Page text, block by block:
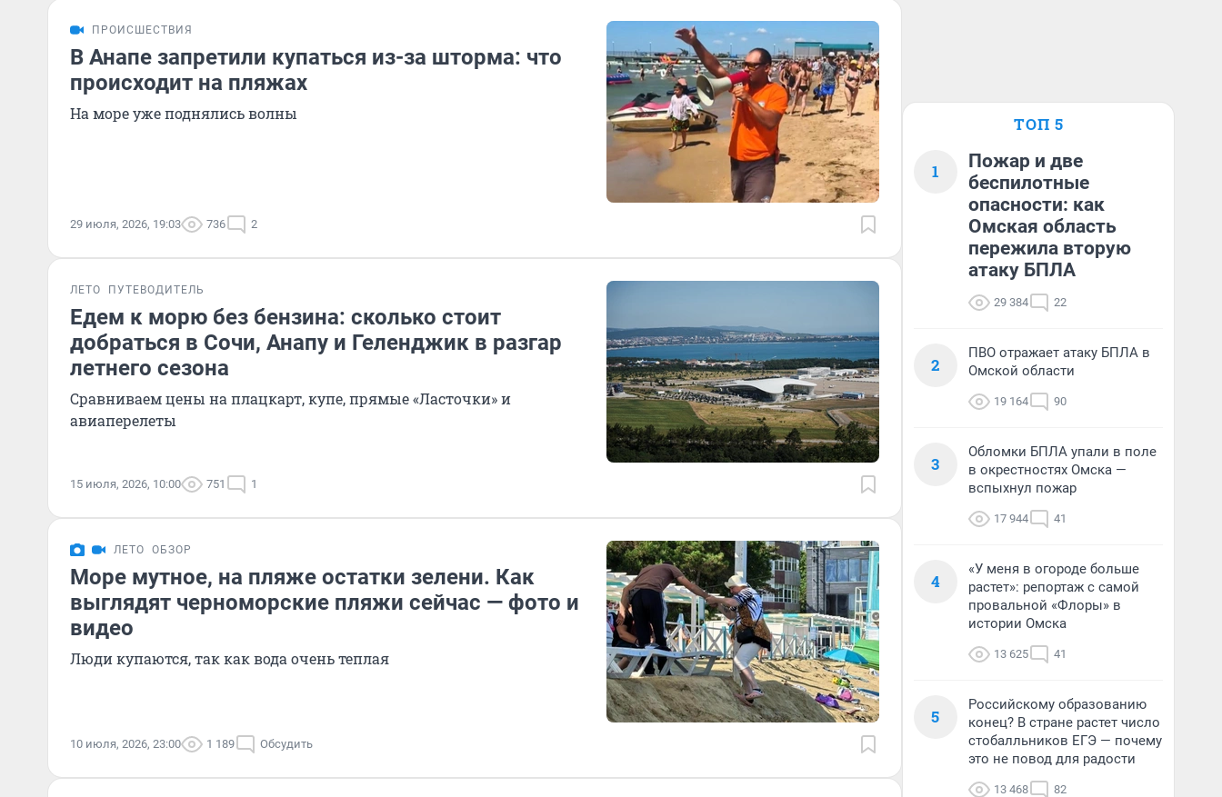
ПРОИСШЕСТВИЯ
В Анапе запретили купаться из-за шторма: что
происходит на пляжах
На море уже поднялись волны
29 июля, 2026, 19:03 736 2
ЛЕТО ПУТЕВОДИТЕЛЬ
Едем к морю без бензина: сколько стоит
добраться в Сочи, Анапу и Геленджик в разгар
летнего сезона
Сравниваем цены на плацкарт, купе, прямые «Ласточки» и
авиаперелеты
15 июля, 2026, 10:00 751 1
ЛЕТО ОБЗОР
Море мутное, на пляже остатки зелени. Как
выглядят черноморские пляжи сейчас — фото и
видео
Люди купаются, так как вода очень теплая
10 июля, 2026, 23:00 1 189 Обсудить
ТОП 5
1
Пожар и две
беспилотные
опасности: как
Омская область
пережила вторую
атаку БПЛА
29 384 22
2
ПВО отражает атаку БПЛА в
Омской области
19 164 90
3
Обломки БПЛА упали в поле
в окрестностях Омска —
вспыхнул пожар
17 944 41
4
«У меня в огороде больше
растет»: репортаж с самой
провальной «Флоры» в
истории Омска
13 625 41
5
Российскому образованию
конец? В стране растет число
стобалльников ЕГЭ — почему
это не повод для радости
13 468 82